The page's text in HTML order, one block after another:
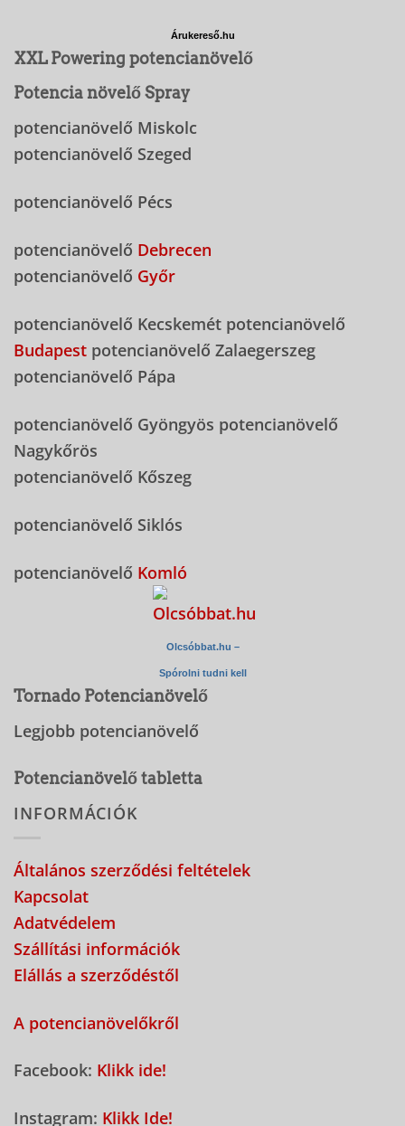
Árukereső.hu
XXL Powering potencianövelő
Potencia növelő Spray
potencianövelő Miskolc
potencianövelő Szeged
potencianövelő Pécs
potencianövelő Debrecen
potencianövelő Győr
potencianövelő Kecskemét potencianövelő
Budapest potencianövelő Zalaegerszeg
potencianövelő Pápa
potencianövelő Gyöngyös potencianövelő
Nagykőrös
potencianövelő Kőszeg
potencianövelő Siklós
potencianövelő Komló
Olcsóbbat.hu –
Spórolni tudni kell
Tornado Potencianövelő
Legjobb potencianövelő
Potencianövelő tabletta
INFORMÁCIÓK
Általános szerződési feltételek
Kapcsolat
Adatvédelem
Szállítási információk
Elállás a szerződéstől
A potencianövelőkről
Facebook: Klikk ide!
Instagram: Klikk Ide!